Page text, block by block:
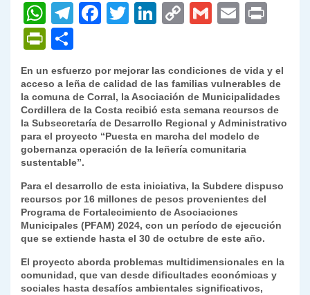
W
h
at
s
A
p
p
T
gr
a
m
F
e
b
o
o
T
er
Li
e
dI
n
C
y
Li
n
k
G
l
E
l
P
nt
Fr
ie
n
dl
y
m
p
ar
tir
En un esfuerzo por mejorar las condiciones de vida y el
acceso a leña de calidad de las familias vulnerables de
la comuna de Corral, la Asociación de Municipalidades
Cordillera de la Costa recibió esta semana recursos de
la Subsecretaría de Desarrollo Regional y Administrativo
para el proyecto “Puesta en marcha del modelo de
gobernanza operación de la leñería comunitaria
sustentable”.
Para el desarrollo de esta iniciativa, la Subdere dispuso
recursos por 16 millones de pesos provenientes del
Programa de Fortalecimiento de Asociaciones
Municipales (PFAM) 2024, con un período de ejecución
que se extiende hasta el 30 de octubre de este año.
El proyecto aborda problemas multidimensionales en la
comunidad, que van desde dificultades económicas y
sociales hasta desafíos ambientales significativos,